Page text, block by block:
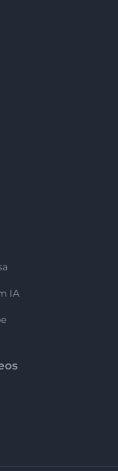
IA